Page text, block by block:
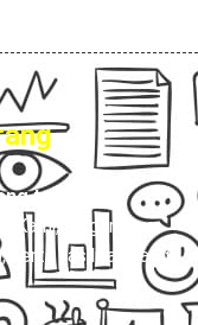
terbaru?
Kami, tergantung
serta fasilitas yang